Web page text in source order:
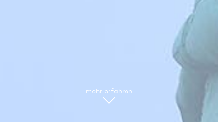
mehr erfahren